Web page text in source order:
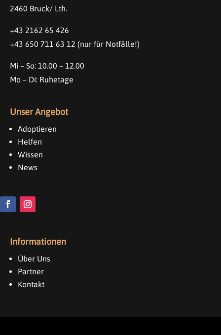
2460 Bruck/ Lth.
+43 2162 65 426
+43 650 711 63 12 (nur für Notfälle!)
Mi – So: 10.00 – 12.00
Mo – Di: Ruhetage
Unser Angebot
Adoptieren
Helfen
Wissen
News
Informationen
Über Uns
Partner
Kontakt